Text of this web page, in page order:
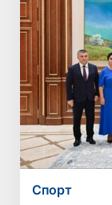
Спорт